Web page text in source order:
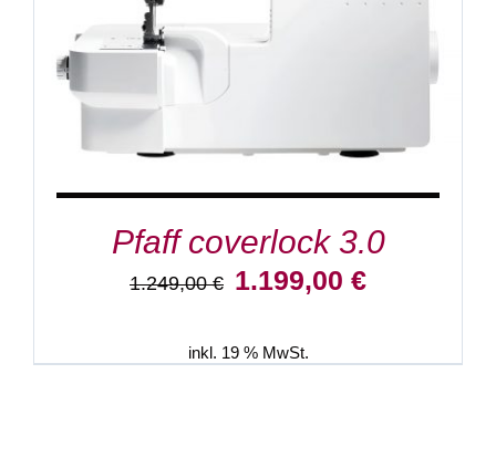
Pfaff coverlock 3.0
1.249,00€ Ursprünglicher
1.249,00 €
1.199,00 €Aktueller
inkl. 19 % MwSt.